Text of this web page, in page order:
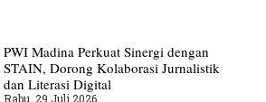
PWI Madina Perkuat Sinergi dengan
STAIN, Dorong Kolaborasi Jurnalistik
dan Literasi Digital
Rabu, 29 Juli 2026